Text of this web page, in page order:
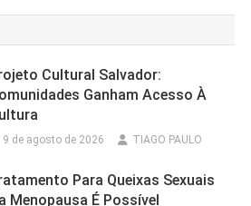
Cultural Salvador:
Ganham Acesso À
9 de agosto de 2026 TIAGO PAULO
Para Queixas Sexuais
Menopausa É Possível